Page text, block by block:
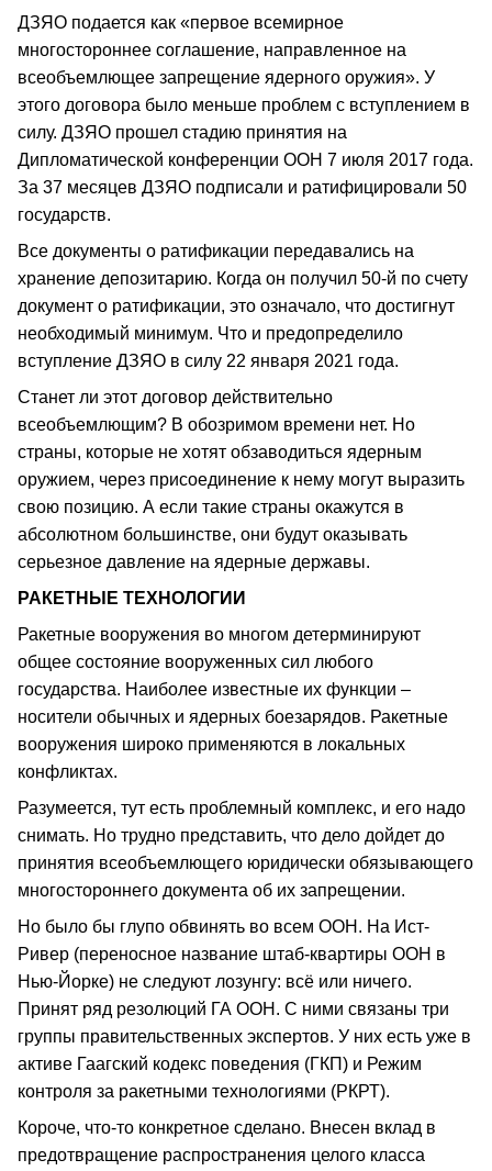
ДЗЯО подается как «первое всемирное
многостороннее соглашение, направленное на
всеобъемлющее запрещение ядерного оружия». У
этого договора было меньше проблем с вступлением в
силу. ДЗЯО прошел стадию принятия на
Дипломатической конференции ООН 7 июля 2017 года.
За 37 месяцев ДЗЯО подписали и ратифицировали 50
государств.
Все документы о ратификации передавались на
хранение депозитарию. Когда он получил 50-й по счету
документ о ратификации, это означало, что достигнут
необходимый минимум. Что и предопределило
вступление ДЗЯО в силу 22 января 2021 года.
Станет ли этот договор действительно
всеобъемлющим? В обозримом времени нет. Но
страны, которые не хотят обзаводиться ядерным
оружием, через присоединение к нему могут выразить
свою позицию. А если такие страны окажутся в
абсолютном большинстве, они будут оказывать
серьезное давление на ядерные державы.
РАКЕТНЫЕ ТЕХНОЛОГИИ
Ракетные вооружения во многом детерминируют
общее состояние вооруженных сил любого
государства. Наиболее известные их функции –
носители обычных и ядерных боезарядов. Ракетные
вооружения широко применяются в локальных
конфликтах.
Разумеется, тут есть проблемный комплекс, и его надо
снимать. Но трудно представить, что дело дойдет до
принятия всеобъемлющего юридически обязывающего
многостороннего документа об их запрещении.
Но было бы глупо обвинять во всем ООН. На Ист-
Ривер (переносное название штаб-квартиры ООН в
Нью-Йорке) не следуют лозунгу: всё или ничего.
Принят ряд резолюций ГА ООН. С ними связаны три
группы правительственных экспертов. У них есть уже в
активе Гаагский кодекс поведения (ГКП) и Режим
контроля за ракетными технологиями (РКРТ).
Короче, что-то конкретное сделано. Внесен вклад в
предотвращение распространения целого класса